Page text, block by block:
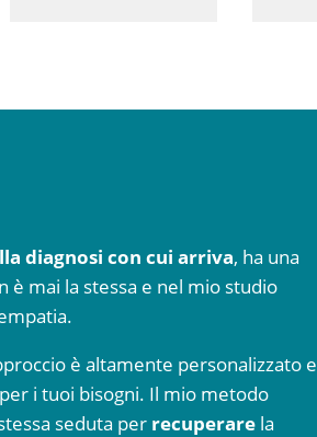
diagnosi con cui arriva, ha una
è mai la stessa e nel mio studio
è altamente personalizzato e
i tuoi bisogni. Il mio metodo
seduta per recuperare la